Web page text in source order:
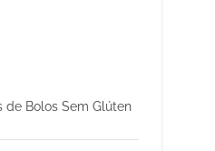
de Bolos Sem Glúten